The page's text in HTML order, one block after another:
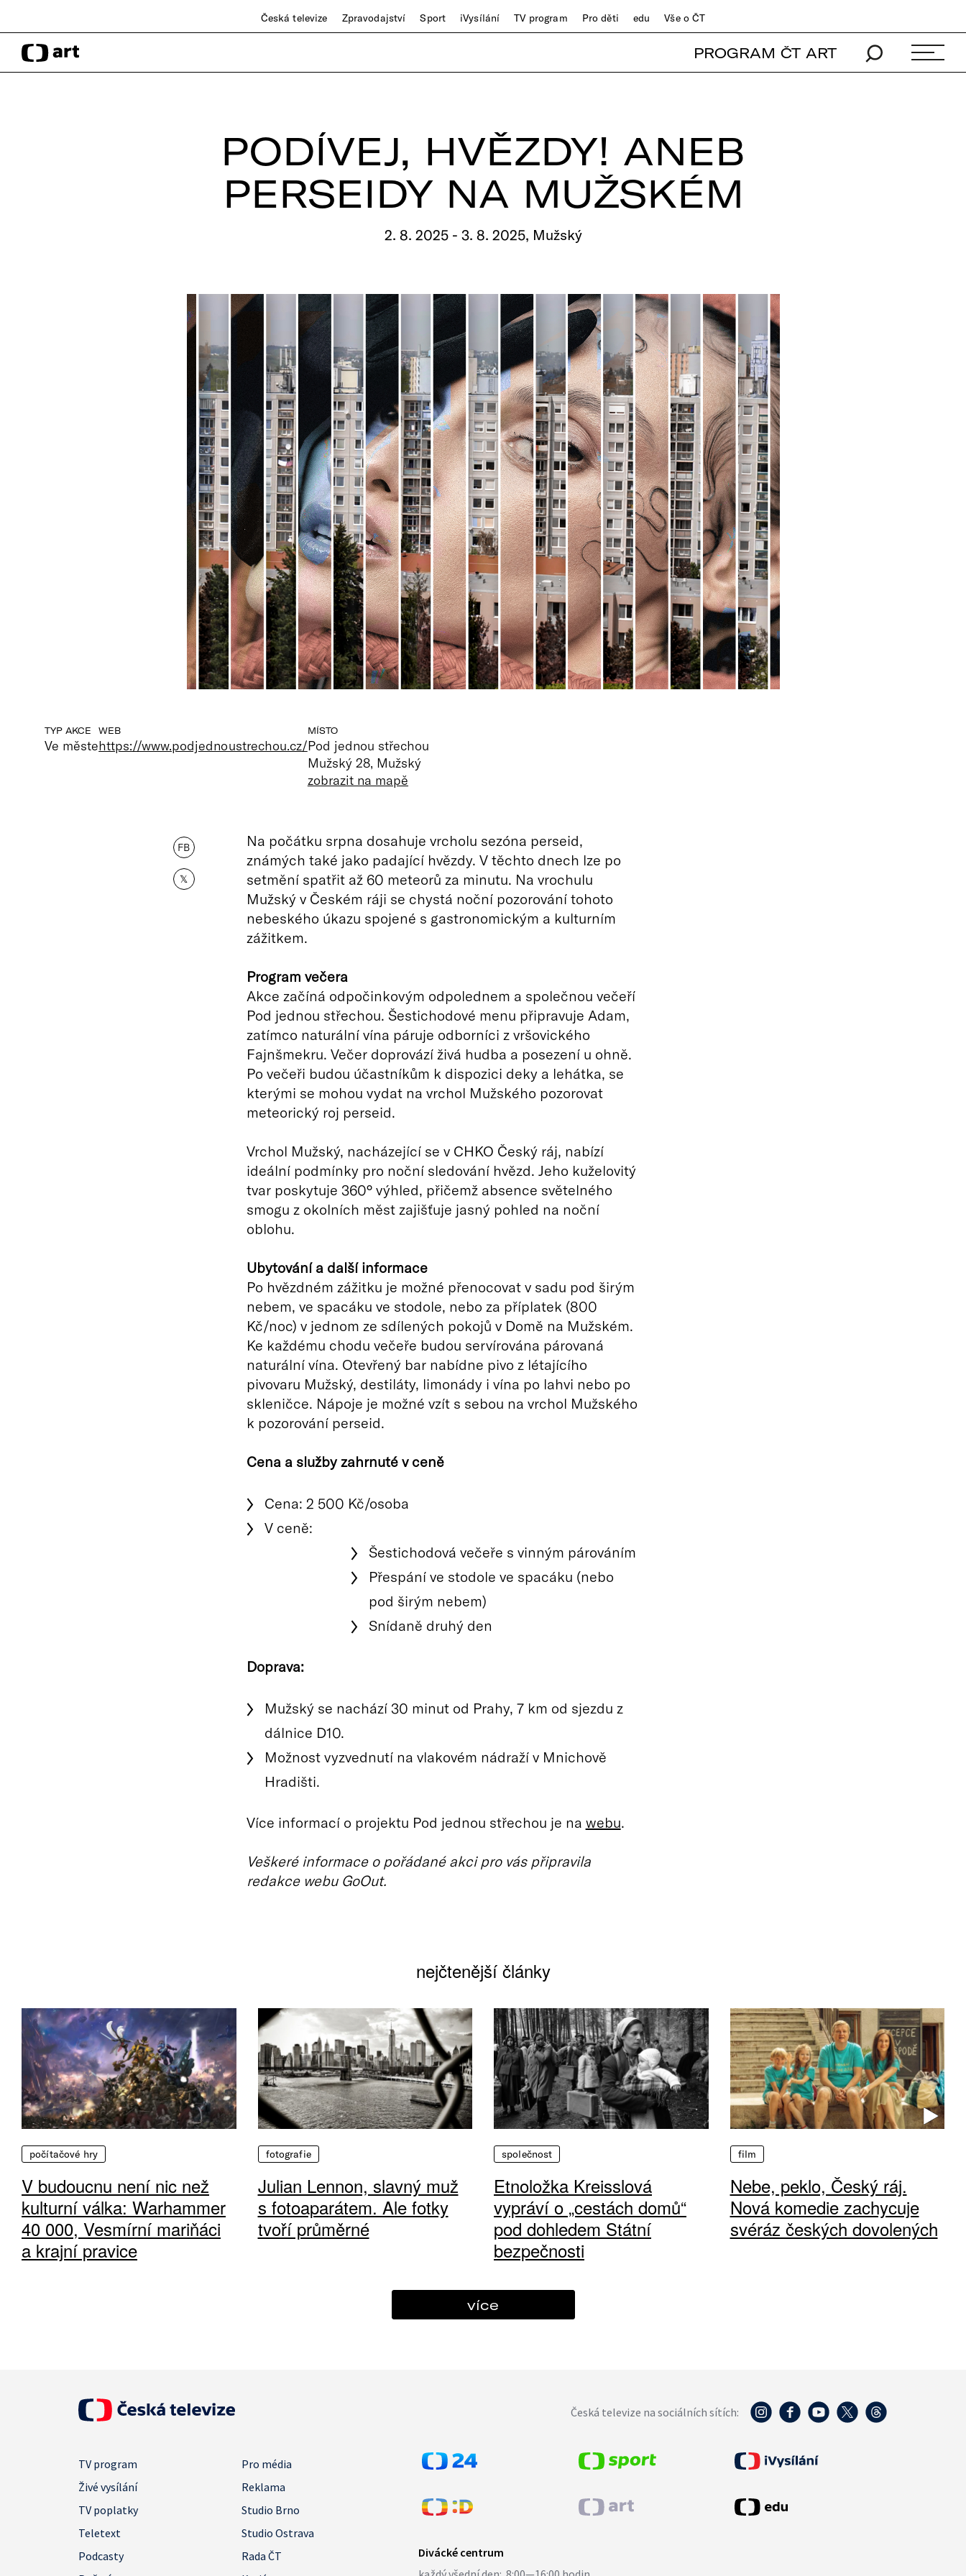
Česká televize Zpravodajství Sport iVysílání TV program Pro děti edu Vše o ČT
PROGRAM ČT ART
PODÍVEJ, HVĚZDY! ANEB
PERSEIDY NA MUŽSKÉM
2. 8. 2025 - 3. 8. 2025, Mužský
TYP AKCE
Ve měste
WEB
https://www.podjednoustrechou.cz/
MÍSTO
Pod jednou střechou
Mužský 28, Mužský
zobrazit na mapě
FB
𝕏
Na počátku srpna dosahuje vrcholu sezóna perseid,
známých také jako padající hvězdy. V těchto dnech lze po
setmění spatřit až 60 meteorů za minutu. Na vrochulu
Mužský v Českém ráji se chystá noční pozorování tohoto
nebeského úkazu spojené s gastronomickým a kulturním
zážitkem.
Program večera
Akce začíná odpočinkovým odpolednem a společnou večeří
Pod jednou střechou. Šestichodové menu připravuje Adam,
zatímco naturální vína páruje odborníci z vršovického
Fajnšmekru. Večer doprovází živá hudba a posezení u ohně.
Po večeři budou účastníkům k dispozici deky a lehátka, se
kterými se mohou vydat na vrchol Mužského pozorovat
meteorický roj perseid.
Vrchol Mužský, nacházející se v CHKO Český ráj, nabízí
ideální podmínky pro noční sledování hvězd. Jeho kuželovitý
tvar poskytuje 360° výhled, přičemž absence světelného
smogu z okolních měst zajišťuje jasný pohled na noční
oblohu.
Ubytování a další informace
Po hvězdném zážitku je možné přenocovat v sadu pod širým
nebem, ve spacáku ve stodole, nebo za příplatek (800
Kč/noc) v jednom ze sdílených pokojů v Domě na Mužském.
Ke každému chodu večeře budou servírována párovaná
naturální vína. Otevřený bar nabídne pivo z létajícího
pivovaru Mužský, destiláty, limonády i vína po lahvi nebo po
skleničce. Nápoje je možné vzít s sebou na vrchol Mužského
k pozorování perseid.
Cena a služby zahrnuté v ceně
Cena: 2 500 Kč/osoba
V ceně:
Šestichodová večeře s vinným párováním
Přespání ve stodole ve spacáku (nebo
pod širým nebem)
Snídaně druhý den
Doprava:
Mužský se nachází 30 minut od Prahy, 7 km od sjezdu z
dálnice D10.
Možnost vyzvednutí na vlakovém nádraží v Mnichově
Hradišti.
Více informací o projektu Pod jednou střechou je na webu.
Veškeré informace o pořádané akci pro vás připravila
redakce webu GoOut.
nejčtenější články
počítačové hry
V budoucnu není nic než
kulturní válka: Warhammer
40 000, Vesmírní mariňáci
a krajní pravice
fotografie
Julian Lennon, slavný muž
s fotoaparátem. Ale fotky
tvoří průměrné
společnost
Etnoložka Kreisslová
vypráví o „cestách domů“
pod dohledem Státní
bezpečnosti
film
Nebe, peklo, Český ráj.
Nová komedie zachycuje
svéráz českých dovolených
více
Česká televize na sociálních sítích:
TV program
Pro média
Živé vysílání
Reklama
TV poplatky
Studio Brno
Teletext
Studio Ostrava
Podcasty
Rada ČT